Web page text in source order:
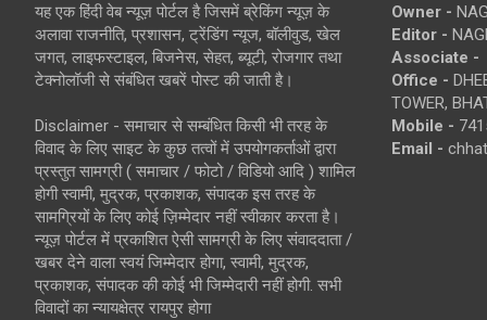
यह एक हिंदी वेब न्यूज़ पोर्टल है जिसमें ब्रेकिंग न्यूज़ के
अलावा राजनीति, प्रशासन, ट्रेंडिंग न्यूज, बॉलीवुड, खेल
जगत, लाइफस्टाइल, बिजनेस, सेहत, ब्यूटी, रोजगार तथा
टेक्नोलॉजी से संबंधित खबरें पोस्ट की जाती है।
Disclaimer - समाचार से सम्बंधित किसी भी तरह के
विवाद के लिए साइट के कुछ तत्वों में उपयोगकर्ताओं द्वारा
प्रस्तुत सामग्री ( समाचार / फोटो / विडियो आदि ) शामिल
होगी स्वामी, मुद्रक, प्रकाशक, संपादक इस तरह के
सामग्रियों के लिए कोई ज़िम्मेदार नहीं स्वीकार करता है।
न्यूज़ पोर्टल में प्रकाशित ऐसी सामग्री के लिए संवाददाता /
खबर देने वाला स्वयं जिम्मेदार होगा, स्वामी, मुद्रक,
प्रकाशक, संपादक की कोई भी जिम्मेदारी नहीं होगी. सभी
विवादों का न्यायक्षेत्र रायपुर होगा
Owner -
Editor -
Associate -
Office -
TOWER,
Mobile -
Email -